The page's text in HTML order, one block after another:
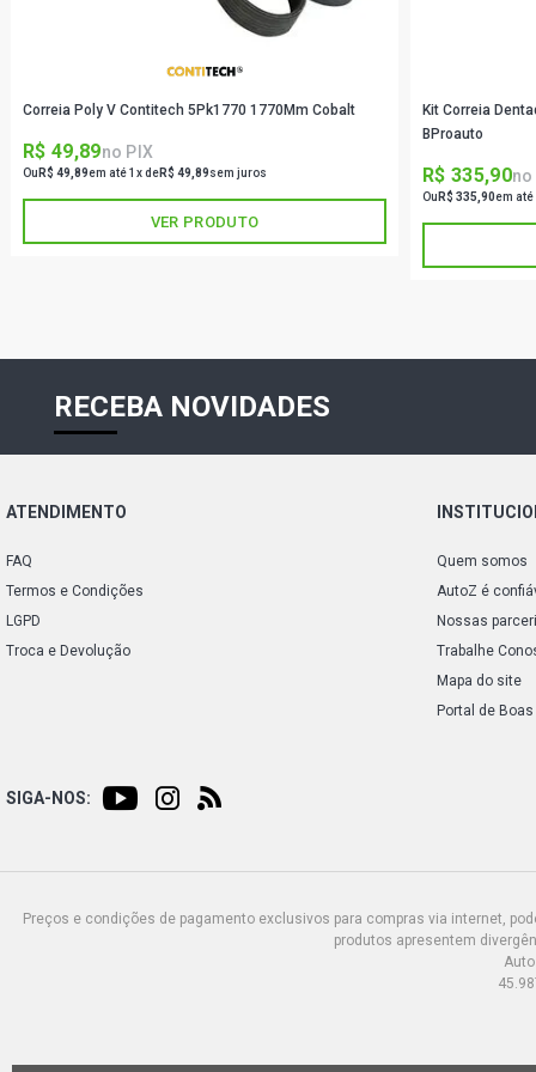
Correia Poly V Contitech 5Pk1770 1770Mm Cobalt
R$ 49,89no PIX
Ou R$ 49,89em até 1x deR$ 49,89sem juros
VER PRODUTO
Kit Correia
BProauto
R$ 335,90no
Ou R$ 335,90em até
RECEBA NOVIDADES
ATENDIMENTO
FAQ
Termos e Condições
LGPD
Troca e Devolução
Quem somos
AutoZ é
Nossas
Trabalhe
Mapa do site
Portal de
SIGA-NOS:
Preços e condições de pagamento exclusivos para compras via internet,
produtos apresentem